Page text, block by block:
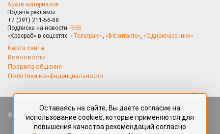
Архив материалов
Подача рекламы:
+7 (391) 211-56-88
Подписка на новости: RSS
«Красраб» в соцсетях: «Телеграм», «ВКонтакте», «Одноклассники»
Карта сайта
Все новости
Правила общения
Политика конфиденциальности
Все права защищены. Любые материалы, размещённые на портале
«Красраб.ру» сотрудниками редакции, нештатными авторами
и читателями, являются объектами авторского права. Полное или
Оставаясь на сайте, Вы даете согласие на
использование cookies, которые применяются для
повышения качества рекомендаций согласно